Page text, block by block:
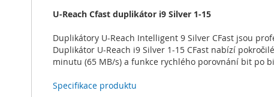
obrázkyU-Reach Cfast duplikátor i9 Silver 1-15
Duplikátory U-Reach Intelligent 9 Silver CFast jsou
Duplikátor U-Reach i9 Silver 1-15 CFast nabízí pokročilé
minutu (65 MB/s) a funkce rychlého porovnání bit po
Specifikace produktu